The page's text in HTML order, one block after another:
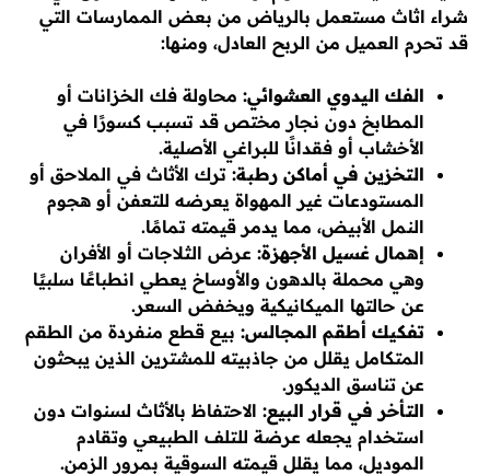
شراء اثاث مستعمل بالرياض من بعض الممارسات التي
قد تحرم العميل من الربح العادل، ومنها:
الفك اليدوي العشوائي: محاولة فك الخزانات أو
المطابخ دون نجار مختص قد تسبب كسورًا في
الأخشاب أو فقدانًا للبراغي الأصلية.
التخزين في أماكن رطبة: ترك الأثاث في الملاحق أو
المستودعات غير المهواة يعرضه للتعفن أو هجوم
النمل الأبيض، مما يدمر قيمته تمامًا.
إهمال غسيل الأجهزة: عرض الثلاجات أو الأفران
وهي محملة بالدهون والأوساخ يعطي انطباعًا سلبيًا
عن حالتها الميكانيكية ويخفض السعر.
تفكيك أطقم المجالس: بيع قطع منفردة من الطقم
المتكامل يقلل من جاذبيته للمشترين الذين يبحثون
عن تناسق الديكور.
التأخر في قرار البيع: الاحتفاظ بالأثاث لسنوات دون
استخدام يجعله عرضة للتلف الطبيعي وتقادم
الموديل، مما يقلل قيمته السوقية بمرور الزمن.